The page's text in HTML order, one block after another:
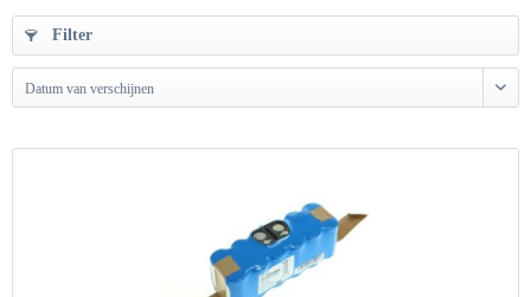
Filter
Datum van verschijnen